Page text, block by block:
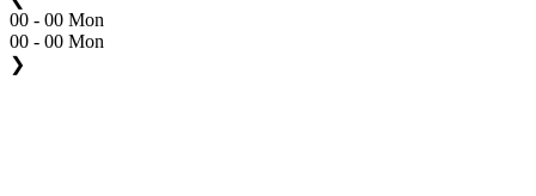
00 - 00 Mon
00 - 00 Mon
❯